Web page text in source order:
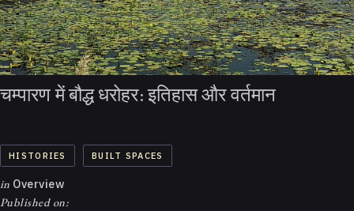
चम्पारण में बौद्ध धरोहर: इतिहास और वर्तमान
HISTORIES BUILT SPACES
in Overview
Published on: